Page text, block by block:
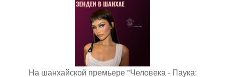
На шанхайской премьере "Человека - Паука: